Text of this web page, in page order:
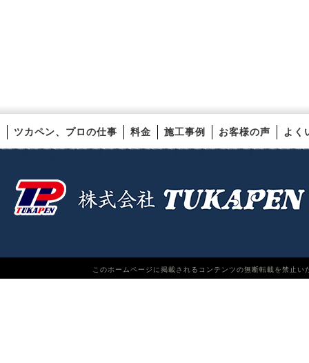
ツカペン、プロの仕事 料金 施工事例 お客様の声 よく
このホームページに掲載されるコンテンツの無断転載を禁